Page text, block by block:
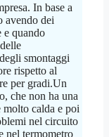
In base a
avendo dei
e quando
smontaggi
rispetto al
per gradi.Un
che non ha una
molto calda e poi
nel circuito
nel termometro